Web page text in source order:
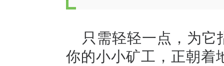
只需轻轻一点，为
你的小小矿工，正朝着